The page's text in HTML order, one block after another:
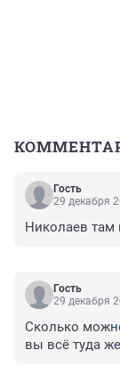
Гость
29 декабря
Николаев там
Гость
29 декабря
Сколько
вы всё туда